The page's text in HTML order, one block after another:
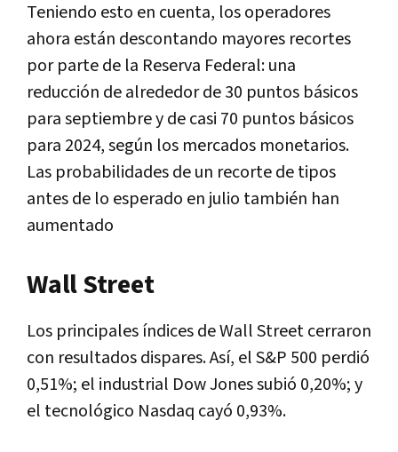
Teniendo esto en cuenta, los operadores
ahora están descontando mayores recortes
por parte de la Reserva Federal: una
reducción de alrededor de 30 puntos básicos
para septiembre y de casi 70 puntos básicos
para 2024, según los mercados monetarios.
Las probabilidades de un recorte de tipos
antes de lo esperado en julio también han
aumentado
Wall Street
Los principales índices de Wall Street cerraron
con resultados dispares. Así, el S&P 500 perdió
0,51%; el industrial Dow Jones subió 0,20%; y
el tecnológico Nasdaq cayó 0,93%.